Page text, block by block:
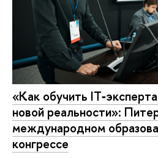
«Как обучить
новой реальности»:
международном
конгрессе